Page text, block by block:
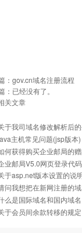
： gov.cn域名注册流程
：已经没有了。
关文章
于我司域名修改解析后
主机常见问题(jsp版本)
何获得购买企业邮局的
业邮局V5.0网页登录代码
于asp.net版本设置的说
问我想把在新网注册的
么是国际域名和国内域
于会员间余款转移的规定